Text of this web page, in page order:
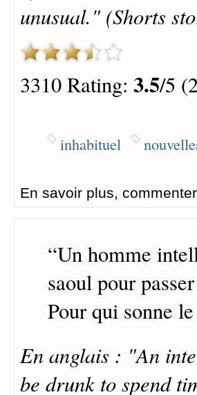
unusual." (Shorts
3310 Rating: 3.5/5
inhabituel
En savoir plus, commenter
“Un homme
saoul pour
Pour qui sonne
En anglais : "An
be drunk to spend